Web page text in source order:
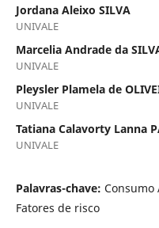
Jordana Aleixo SILVA
UNIVALE
Marcelia Andrade da
UNIVALE
Pleysler Plamela de
UNIVALE
Tatiana Calavorty Lanna
UNIVALE
Palavras-chave:
Fatores de risco